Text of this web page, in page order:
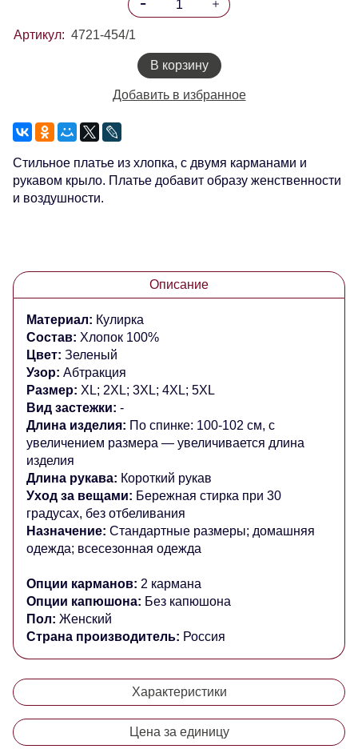
Артикул: 4721-454/1
В корзину
Добавить в избранное
Стильное платье из хлопка, с двумя карманами и
рукавом крыло. Платье добавит образу женственности
и воздушности.
Описание
Материал: Кулирка
Состав: Хлопок 100%
Цвет: Зеленый
Узор: Абтракция
Размер: XL; 2XL; 3XL; 4XL; 5XL
Вид застежки: -
Длина изделия: По спинке: 100-102 см, с
увеличением размера — увеличивается длина
изделия
Длина рукава: Короткий рукав
Уход за вещами: Бережная стирка при 30
градусах, без отбеливания
Назначение: Стандартные размеры; домашняя
одежда; всесезонная одежда
Опции карманов: 2 кармана
Опции капюшона: Без капюшона
Пол: Женский
Страна производитель: Россия
Характеристики
Цена за единицу